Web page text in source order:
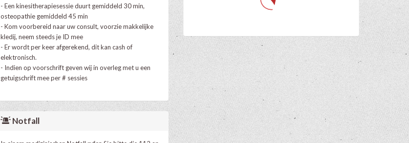
- Een kinesitherapiesessie duurt gemiddeld 30 min,
osteopathie gemiddeld 45 min
- Kom voorbereid naar uw consult, voorzie makkelijke
kledij, neem steeds je ID mee
- Er wordt per keer afgerekend, dit kan cash of
elektronisch.
- Indien op voorschrift geven wij in overleg met u een
getuigschrift mee per # sessies
Notfall